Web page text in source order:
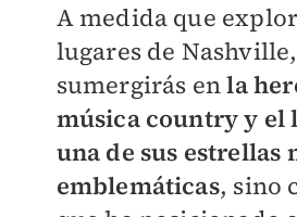
A medida que
lugares de
sumergirás enla
música country y el
una de sus estrellas
emblemáticas, sino